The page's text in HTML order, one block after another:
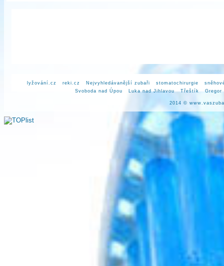
lyžování.cz reki.cz Nejvyhledávanější zubaři stomatochirurgie
Svoboda nad Úpou
Luka nad Jihlavou Třeštík Gregor
2014 ©